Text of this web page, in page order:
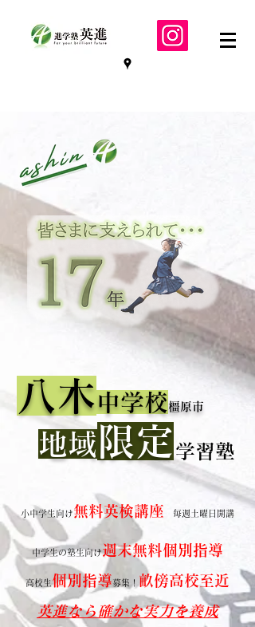
八木中学校橿原市
地域限定 ​学習塾
小中学生向け無料英検講座 毎週土曜日開講
​中学生の塾生向け週末無料​個別 指導
高校生 個別指導募集！ 畝傍高校至近
英進なら ​​確かな実力を養成